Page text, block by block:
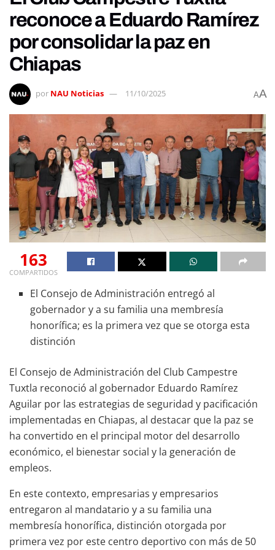
reconoce a Eduardo Ramírez
por consolidar la paz en
Chiapas
por NAU Noticias 11/10/2025 AA
163
COMPARTIDOS
El Consejo de Administración entregó al
gobernador y a su familia una membresía
honorífica; es la primera vez que se otorga esta
distinción
El Consejo de Administración del Club Campestre
Tuxtla reconoció al gobernador Eduardo Ramírez
Aguilar por las estrategias de seguridad y pacificación
implementadas en Chiapas, al destacar que la paz se
ha convertido en el principal motor del desarrollo
económico, el bienestar social y la generación de
empleos.
En este contexto, empresarias y empresarios
entregaron al mandatario y a su familia una
membresía honorífica, distinción otorgada por
primera vez por este centro deportivo con más de 50